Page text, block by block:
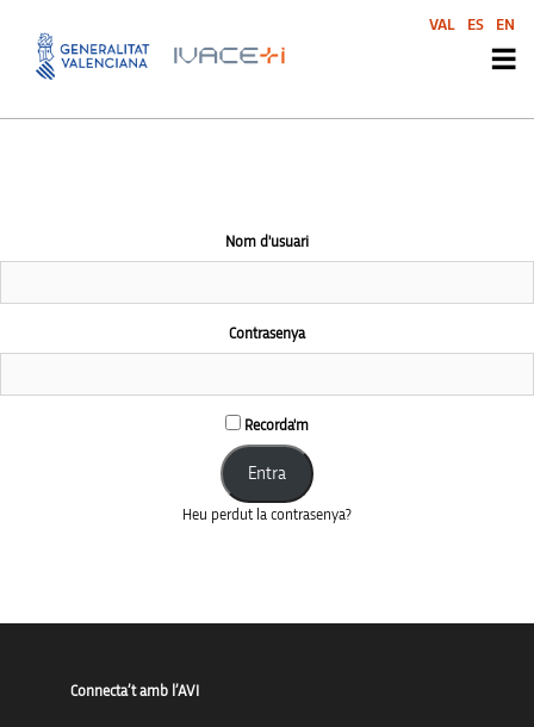
Nom d'usuari
Contrasenya
Recorda'm
Heu perdut la contrasenya?
Connecta’t amb l’AVI
VAL ES EN